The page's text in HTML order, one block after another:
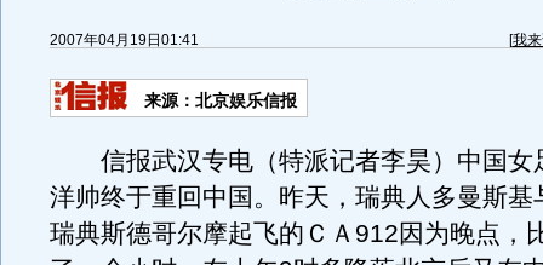
2007年04月19日01:41 [我
来源：北京娱乐信报
信报武汉专电（特派记者李昊）中国女
洋帅终于重回中国。昨天，瑞典人多曼斯基
瑞典斯德哥尔摩起飞的ＣＡ912因为晚点，